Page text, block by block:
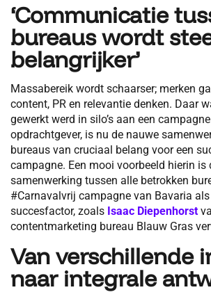
‘Communicatie
bureaus wordt
belangrijker’
Massabereik wordt schaarser; merken
content, PR en relevantie denken. Daar
gewerkt werd in silo’s aan een
opdrachtgever, is nu de nauwe
bureaus van cruciaal belang voor een
campagne. Een mooi voorbeeld hierin is
samenwerking tussen alle betrokken
#Carnavalvrij campagne van Bavaria
succesfactor, zoals Isaac Diepenhorst
contentmarketing bureau Blauw Gras
Van verschillende
naar integrale